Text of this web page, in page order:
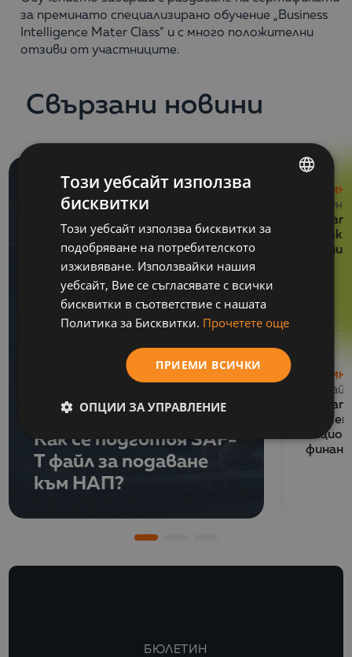
за преминато специализирано обучение „Business
Intelligence Mater Class“ и с много положителни
отзиви от участниците.
Свързани новини
СЪБИТИЯ
06 Юли 2026
Как се подготвя SAF-
T файл за подаване
към НАП?
29
13 Май
БЮЛЕТИН
ENGLISH
Този уебсайт използва
бисквитки
Този уебсайт използва бисквитки за
подобряване на потребителското
изживяване. Използвайки нашия
уебсайт, Вие се съгласявате с всички
бисквитки в съответствие с нашата
Политика за Бисквитки. Прочетете още
ПРИЕМИ ВСИЧКИ
ОПЦИИ ЗА УПРАВЛЕНИЕ